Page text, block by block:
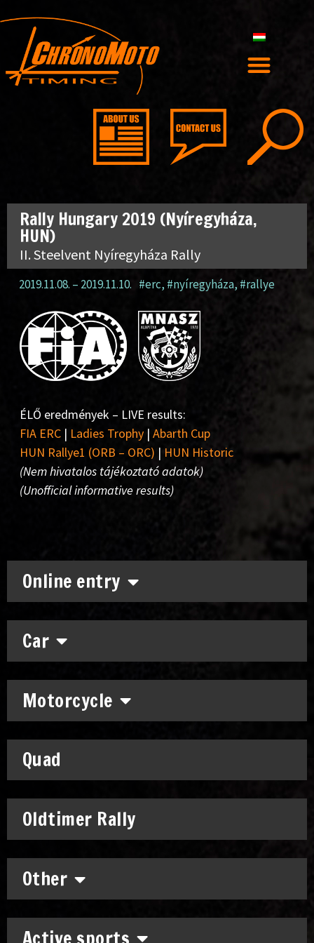
Online entry
Car
Motorcycle
Quad
Oldtimer Rally
Other
Rally Hungary 2019 (Nyíregyháza,
HUN)
II. Steelvent Nyíregyháza Rally
2019.11.08. – 2019.11.10. #erc, #nyíregyháza,#rallye
ÉLŐ eredmények – LIVE results:
FIA ERC | Ladies Trophy | Abarth Cup
HUN Rallye1 (ORB – ORC) | HUN Historic
(Nem hivatalos tájékoztató adatok)
(Unofficial informative results)